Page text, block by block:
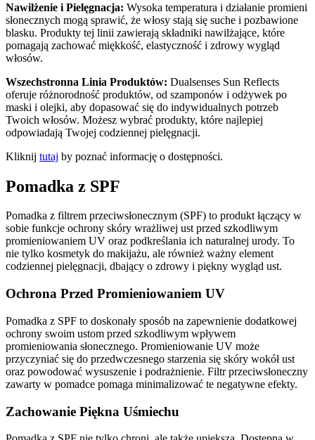
Nawilżenie i Pielęgnacja: Wysoka temperatura i działanie promieni
słonecznych mogą sprawić, że włosy stają się suche i pozbawione
blasku. Produkty tej linii zawierają składniki nawilżające, które
pomagają zachować miękkość, elastyczność i zdrowy wygląd
włosów.
Wszechstronna Linia Produktów: Dualsenses Sun Reflects
oferuje różnorodność produktów, od szamponów i odżywek po
maski i olejki, aby dopasować się do indywidualnych potrzeb
Twoich włosów. Możesz wybrać produkty, które najlepiej
odpowiadają Twojej codziennej pielęgnacji.
Kliknij tutaj by poznać informację o dostępności.
Pomadka z SPF
Pomadka z filtrem przeciwsłonecznym (SPF) to produkt łączący w
sobie funkcje ochrony skóry wrażliwej ust przed szkodliwym
promieniowaniem UV oraz podkreślania ich naturalnej urody. To
nie tylko kosmetyk do makijażu, ale również ważny element
codziennej pielęgnacji, dbający o zdrowy i piękny wygląd ust.
Ochrona Przed Promieniowaniem UV
Pomadka z SPF to doskonały sposób na zapewnienie dodatkowej
ochrony swoim ustom przed szkodliwym wpływem
promieniowania słonecznego. Promieniowanie UV może
przyczyniać się do przedwczesnego starzenia się skóry wokół ust
oraz powodować wysuszenie i podrażnienie. Filtr przeciwsłoneczny
zawarty w pomadce pomaga minimalizować te negatywne efekty.
Zachowanie Piękna Uśmiechu